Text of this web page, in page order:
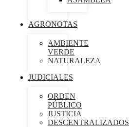
AGRONOTAS
AMBIENTE
VERDE
NATURALEZA
JUDICIALES
ORDEN
PÚBLICO
JUSTICIA
DESCENTRALIZADOS